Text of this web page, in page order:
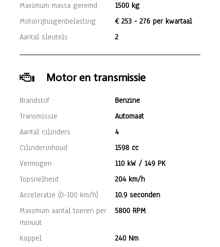
Maximum massa geremd
1500 kg
Motorrijtuigenbelasting
€ 253 - 276 per kwartaal
Aantal sleutels
2
Motor en transmissie
Brandstof
Benzine
Transmissie
Automaat
Aantal cilinders
4
Cilinderinhoud
1598 cc
Vermogen
110 kW / 149 PK
Topsnelheid
204 km/h
Acceleratie (0-100 km/h)
10.9 seconden
Maximum aantal toeren per
minuut
5800 RPM
Koppel
240 Nm